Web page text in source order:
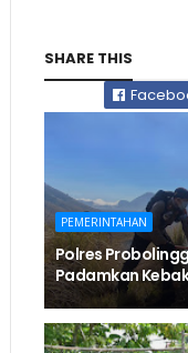
SHARE THIS
PEMERINTAHAN
Polres
Padamkan